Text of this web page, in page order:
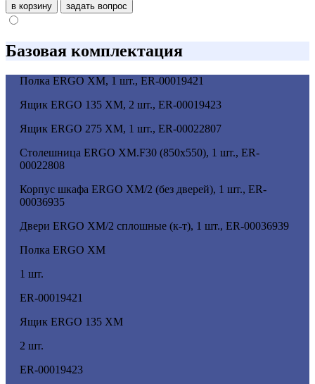
в корзину задать вопрос
Базовая комплектация
Полка ERGO XM, 1 шт., ER-00019421
Ящик ERGO 135 XM, 2 шт., ER-00019423
Ящик ERGO 275 XM, 1 шт., ER-00022807
Столешница ERGO XM.F30 (850х550), 1 шт., ER-
00022808
Корпус шкафа ERGO XM/2 (без дверей), 1 шт., ER-
00036935
Двери ERGO XM/2 сплошные (к-т), 1 шт., ER-00036939
Полка ERGO XM
1 шт.
ER-00019421
Ящик ERGO 135 XM
2 шт.
ER-00019423